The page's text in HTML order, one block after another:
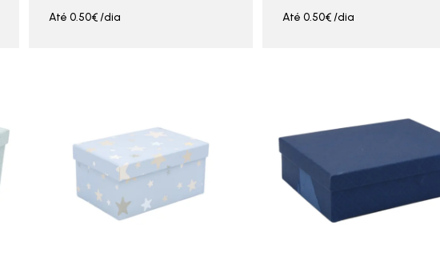
Até 0.50€/dia Até 0.50€/dia